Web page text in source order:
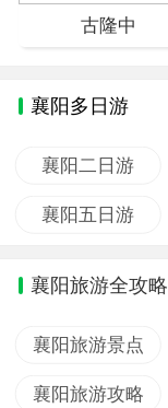
古隆中
襄阳多日游
襄阳二日游
襄阳五日游
襄阳旅游全攻略
襄阳旅游景点
襄阳旅游攻略